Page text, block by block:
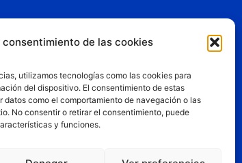
de las cookies
utilizamos tecnologías como las cookies para
del dispositivo. El consentimiento de estas
datos como el comportamiento de navegación o las
No consentir o retirar el consentimiento, puede
y funciones.